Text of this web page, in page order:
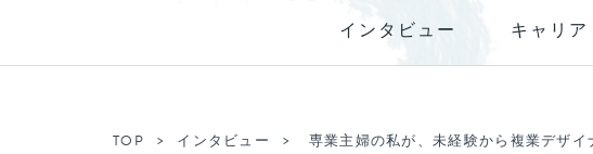
インタビュー キャリア
TOP インタビュー 専業主婦の私が、未経験から複業デザ